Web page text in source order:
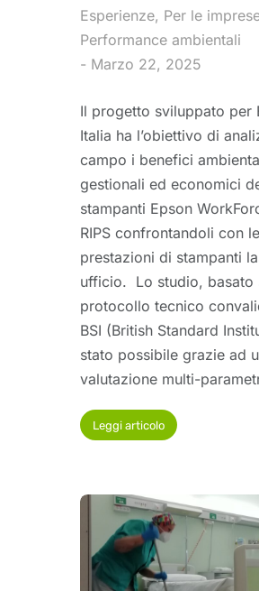
Esperienze, Per le
Performance ambientali
Marzo 22, 2025
Il progetto sviluppato per
Italia ha l’obiettivo di
campo i benefici
gestionali ed economici
stampanti Epson
RIPS confrontandoli con le
prestazioni di stampanti
ufficio. Lo studio, basato
protocollo tecnico
BSI (British Standard
stato possibile grazie ad
valutazione multi-
Leggi articolo